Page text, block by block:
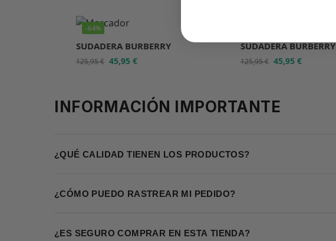
-64%
SUDADERA BURBERRY
125,95€ 45,95 €
SUDADERA BURBERRY
125,95€ 45,95 €
INFORMACIÓN IMPORTANTE
¿QUÉ CALIDAD TIENEN LOS PRODUCTOS?
¿CÓMO PUEDO RASTREAR MI PEDIDO?
¿ES SEGURO COMPRAR EN ESTA TIENDA?